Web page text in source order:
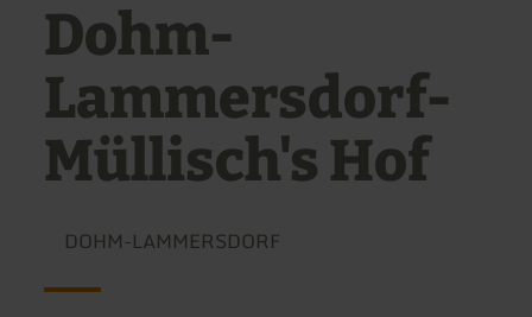
Dohm-
Lammersdorf-
Müllisch's Hof
DOHM-LAMMERSDORF